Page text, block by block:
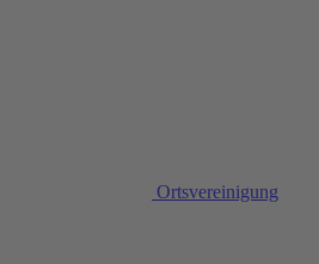
Ortsvereinigung